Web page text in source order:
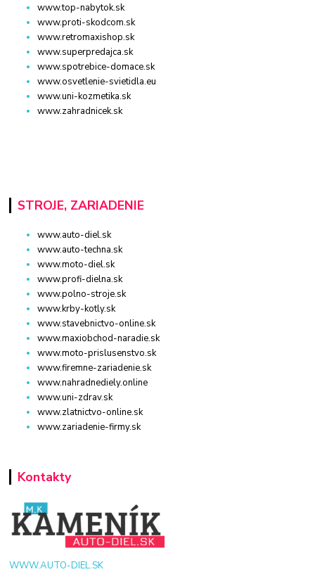
www.top-nabytok.sk
www.proti-skodcom.sk
www.retromaxishop.sk
www.superpredajca.sk
www.spotrebice-domace.sk
www.osvetlenie-svietidla.eu
www.uni-kozmetika.sk
www.zahradnicek.sk
STROJE, ZARIADENIE
www.auto-diel.sk
www.auto-techna.sk
www.moto-diel.sk
www.profi-dielna.sk
www.polno-stroje.sk
www.krby-kotly.sk
www.stavebnictvo-online.sk
www.maxiobchod-naradie.sk
www.moto-prislusenstvo.sk
www.firemne-zariadenie.sk
www.nahradnediely.online
www.uni-zdrav.sk
www.zlatnictvo-online.sk
www.zariadenie-firmy.sk
Kontakty
WWW.AUTO-DIEL.SK